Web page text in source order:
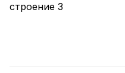
строение 3